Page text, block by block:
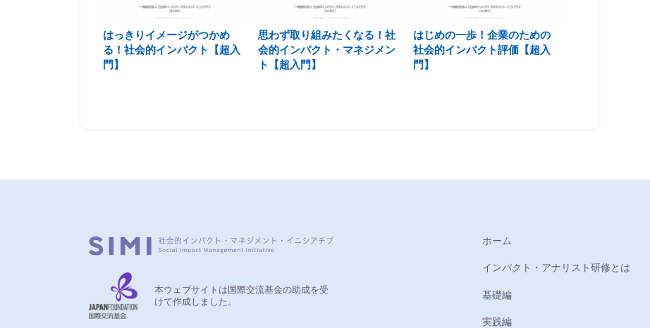
はっきりイメージがつかめ
る！社会的インパクト【超入
門】
思わず取り組みたくなる！社
会的インパクト・マネジメン
ト【超入門】
はじめの一歩！企業のための
社会的インパクト評価【超入
門】
本ウェブサイトは国際交流基金の助成を受
けて作成しました。
ホーム
インパクト・アナリスト研修とは
基礎編
実践編